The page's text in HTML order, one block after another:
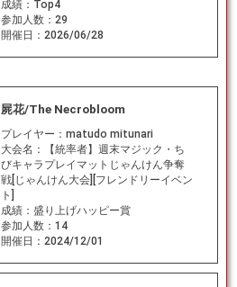
成績： Top4
参加人数： 29
開催日： 2026/06/28
屍花/The Necrobloom
プレイヤー： matudo mitunari
大会名：
【統率者】週末マジック・ち
びキャラプレイマットじゃんけん争奪
戦[じゃんけん大会][フレンドリーイベン
ト]
成績： 盛り上げハッピー賞
参加人数： 14
開催日： 2024/12/01